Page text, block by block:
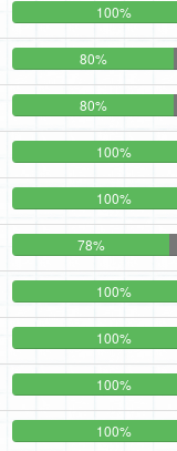
100%
80%
80%
100%
100%
78%
100%
100%
100%
100%